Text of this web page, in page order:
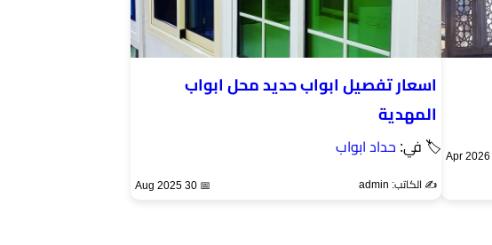
اسعار تفصيل ابواب حديد محل ابواب
المهدية
🏷 في: حداد ابواب
✍️ الكاتب: admin 📅 30 Aug 2025